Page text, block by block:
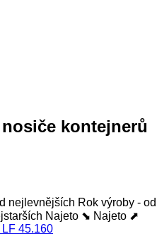
kontejnerů
nejlevnějších Rok výroby - od
Najeto ⬊ Najeto ⬈